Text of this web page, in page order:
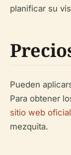
planificar su
Pueden
Para obtener
sitio web oficial
mezquita.